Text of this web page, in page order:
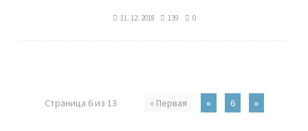
11. 12. 2018 139 0
Страница 6 из 13 « Первая « 6 »